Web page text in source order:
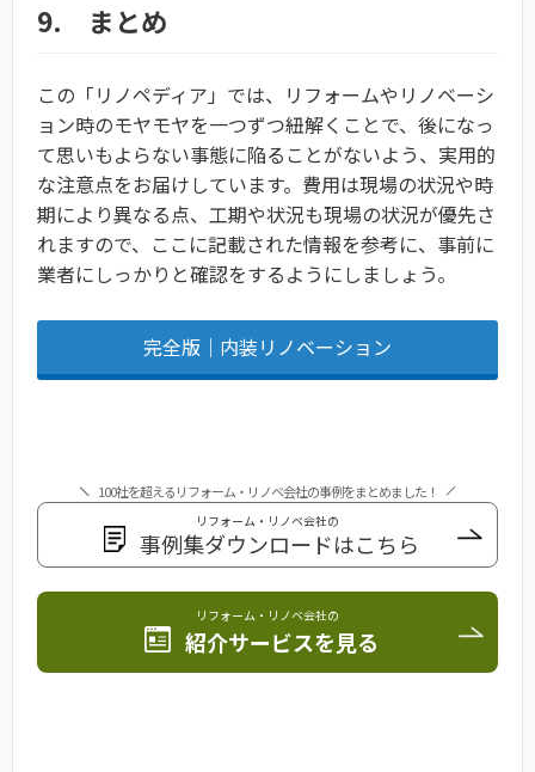
9. まとめ
この「リノペディア」では、リフォームやリノベーシ
ョン時のモヤモヤを一つずつ紐解くことで、後になっ
て思いもよらない事態に陥ることがないよう、実用的
な注意点をお届けしています。費用は現場の状況や時
期により異なる点、工期や状況も現場の状況が優先さ
れますので、ここに記載された情報を参考に、事前に
業者にしっかりと確認をするようにしましょう。
完全版｜内装リノベーション
100社を超えるリフォーム・リノベ会社の事例をまとめました！
リフォーム・リノベ会社の
事例集ダウンロードはこちら
リフォーム・リノベ会社の
紹介サービスを見る